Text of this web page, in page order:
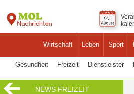
Wirtschaft Leben Sport
Gesundheit Freizeit Dienstleister
NEWS FREIZEIT